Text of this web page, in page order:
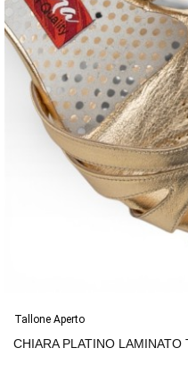
Tallone Aperto
CHIARA PLATINO LAMINATO